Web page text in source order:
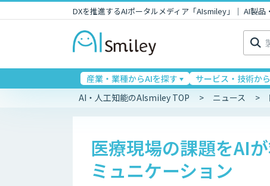
DXを推進するAIポータルメディア「AIsmiley」｜ AI製
検
索:
産業・業種からAIを探す サービス・技術か
AI・人工知能のAIsmiley TOP ニュース
医療現場の課題をAI
ミュニケーション